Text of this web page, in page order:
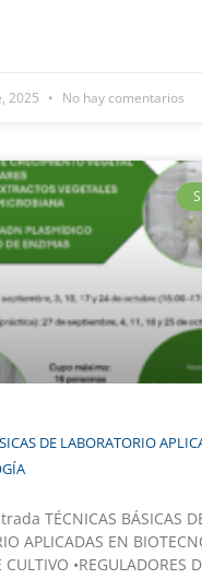
2025 No hay comentarios
DE LABORATORIO
TÉCNICAS BÁSICAS
APLICADAS EN
CULTIVO •REGULADORES